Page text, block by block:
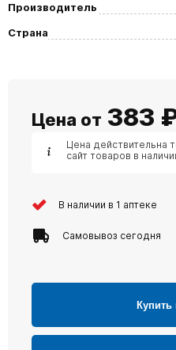
Производитель
Страна
Цена от 383
Цена действительна
сайт товаров в
В наличии в 1 аптеке
Самовывоз сегодня
Купить